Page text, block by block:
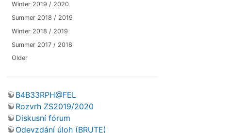
Winter 2019 / 2020
Summer 2018 / 2019
Winter 2018 / 2019
Summer 2017 / 2018
Older
B4B33RPH@FEL
Rozvrh ZS2019/2020
Diskusní fórum
Odevzdání úloh (BRUTE)